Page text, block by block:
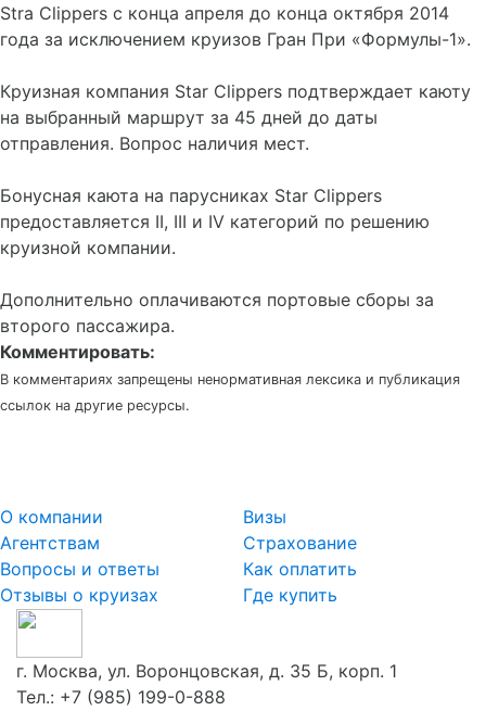
Stra Clippers с конца апреля до конца октября 2014
года за исключением круизов Гран При «Формулы-1».
Круизная компания Star Clippers подтверждает каюту
на выбранный маршрут за 45 дней до даты
отправления. Вопрос наличия мест.
Бонусная каюта на парусниках Star Clippers
предоставляется II, III и IV категорий по решению
круизной компании.
Дополнительно оплачиваются портовые сборы за
второго пассажира.
Комментировать:
В комментариях запрещены ненормативная лексика и публикация
ссылок на другие ресурсы.
О компании
Агентствам
Вопросы и ответы
Отзывы о круизах
Визы
Страхование
Как оплатить
Где купить
г. Москва, ул. Воронцовская, д. 35 Б, корп. 1
Тел.: +7 (985) 199-0-888